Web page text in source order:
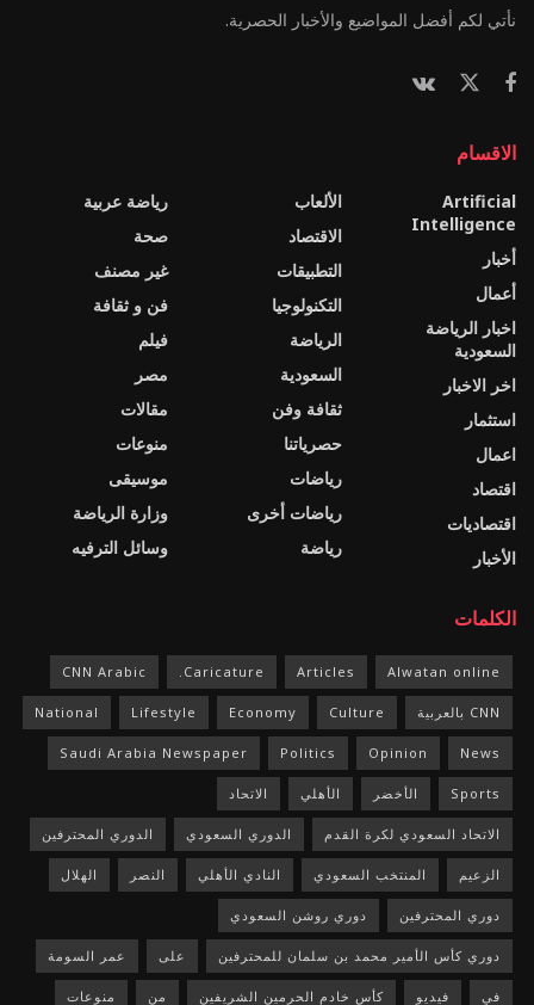
نأتي لكم أفضل المواضيع والأخبار الحصرية.
الاقسام
Artificial
Intelligence
أخبار
أعمال
اخبار الرياضة
السعودية
اخر الاخبار
استثمار
اعمال
اقتصاد
اقتصاديات
الأخبار
الألعاب
الاقتصاد
التطبيقات
التكنولوجيا
الرياضة
السعودية
ثقافة وفن
حصرياتنا
رياضات
رياضات أخرى
رياضة
رياضة عربية
صحة
غير مصنف
فن و ثقافة
فيلم
مصر
مقالات
منوعات
موسيقى
وزارة الرياضة
وسائل الترفيه
الكلمات
Alwatan online
Articles
Caricature.
CNN Arabic
CNN بالعربية Culture
Economy
Lifestyle
National
News
Opinion
Politics
Saudi Arabia Newspaper
Sports الأخضر الأهلي الاتحاد
الاتحاد السعودي لكرة القدم الدوري السعودي الدوري المحترفين
الزعيم المنتخب السعودي النادي الأهلي النصر الهلال
دوري المحترفين دوري روشن السعودي
دوري كأس الأمير محمد بن سلمان للمحترفين على عمر السومة
في فيديو كأس خادم الحرمين الشريفين من منوعات